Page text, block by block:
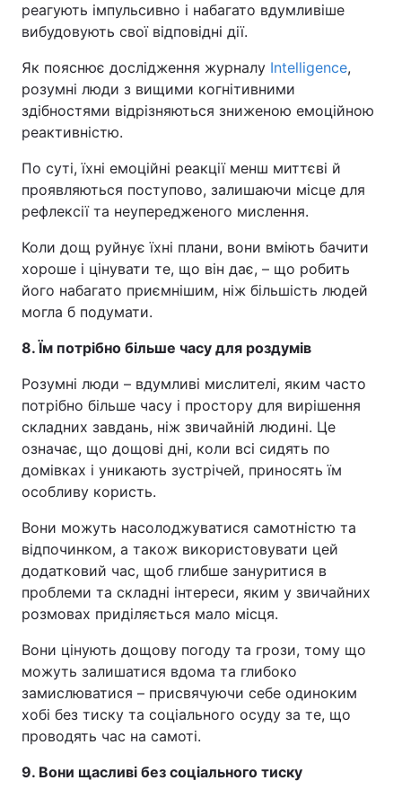
реагують імпульсивно і набагато вдумливіше
вибудовують свої відповідні дії.
Як пояснює дослідження журналу Intelligence,
розумні люди з вищими когнітивними
здібностями відрізняються зниженою емоційною
реактивністю.
По суті, їхні емоційні реакції менш миттєві й
проявляються поступово, залишаючи місце для
рефлексії та неупередженого мислення.
Коли дощ руйнує їхні плани, вони вміють бачити
хороше і цінувати те, що він дає, – що робить
його набагато приємнішим, ніж більшість людей
могла б подумати.
8. Їм потрібно більше часу для роздумів
Розумні люди – вдумливі мислителі, яким часто
потрібно більше часу і простору для вирішення
складних завдань, ніж звичайній людині. Це
означає, що дощові дні, коли всі сидять по
домівках і уникають зустрічей, приносять їм
особливу користь.
Вони можуть насолоджуватися самотністю та
відпочинком, а також використовувати цей
додатковий час, щоб глибше зануритися в
проблеми та складні інтереси, яким у звичайних
розмовах приділяється мало місця.
Вони цінують дощову погоду та грози, тому що
можуть залишатися вдома та глибоко
замислюватися – присвячуючи себе одиноким
хобі без тиску та соціального осуду за те, що
проводять час на самоті.
9. Вони щасливі без соціального тиску